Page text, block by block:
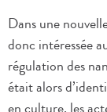
Dans une
donc intéressée
régulation des
était alors